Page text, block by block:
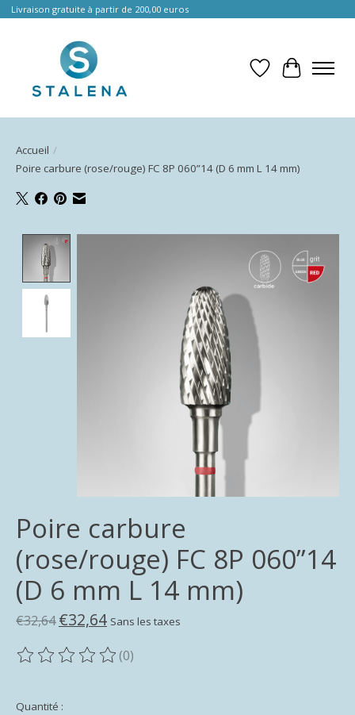
Livraison gratuite à partir de 200,00 euros
Liste dePanier
Accueil /
Poire carbure (rose/rouge) FC 8P 060”14 (D 6 mm L 14 mm)
Poire carbure
(rose/rouge) FC 8P 060”14
(D 6 mm L 14 mm)
€32,64 €32,64 Sans les taxes
Ce produit est évalué à
(0)
Quantité :